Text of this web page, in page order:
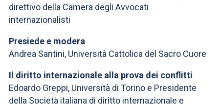
direttivo della Camera degli Avvocati
internazionalisti
Presiede e modera
Andrea Santini, Università Cattolica del Sacro Cuore
Il diritto internazionale alla prova dei conflitti
Edoardo Greppi, Università di Torino e Presidente
della Società italiana di diritto internazionale e